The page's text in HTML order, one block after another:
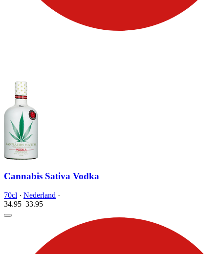
Cannabis Sativa Vodka
70cl · Nederland ·
34.95 33.95